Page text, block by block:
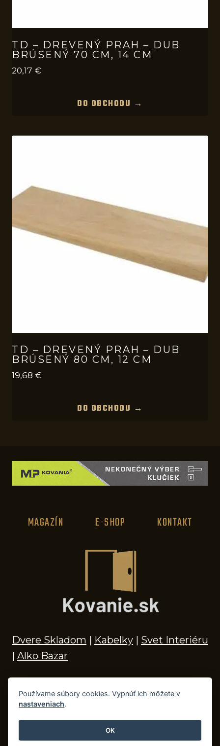
TD – DREVENÝ PRAH – DUB
BRÚSENÝ 70 CM, 14 CM
20,17 €
DO OBCHODU →
TD – DREVENÝ PRAH – DUB
BRÚSENÝ 80 CM, 12 CM
19,68 €
DO OBCHODU →
MAGAZÍN E-SHOP KONTAKT
Dvere Skladom | Kabelky | Svet Interiéru
| Alko Bazar
© 2026 Kľučky na dvere, madlá, kovania,
doplnky do kúpeľne a príslušenstvo
Používame súbory cookies. Vypnúť ich môžete v
nastaveniach.
OK